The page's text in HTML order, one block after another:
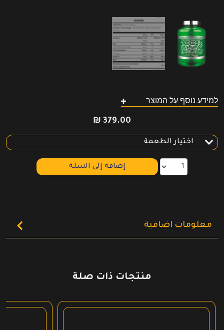
למידע נוסף על המוצר
₪ 379.00
إضافة إلى السلة
معلومات اضافية
منتجات ذات صلة